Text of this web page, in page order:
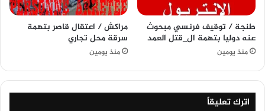
طنجة / توقيف فرنسي مبحوث
عنه دوليا بتهمة ال_قتل العمد
منذ يومين
مراكش / اعتقال قاصر بتهمة
سرقة محل تجاري
منذ يومين
اترك تعليقاً